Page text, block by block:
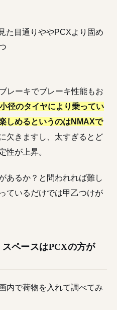
た目通りややPCXより固め
レーキでブレーキ性能もお
径のタイヤにより乗ってい
しめるというのはNMAXで
欠きますし、太すぎるとど
性が上昇。
あるか？と問われれば難し
ているだけでは甲乙つけが
ペースはPCXの方が
内で荷物を入れて調べてみ